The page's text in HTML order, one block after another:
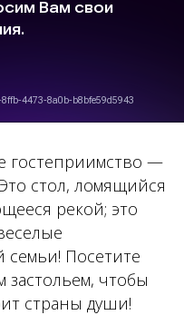
гостеприимство —
стол, ломящийся
рекой; это
семьи! Посетите
застольем, чтобы
страны души!